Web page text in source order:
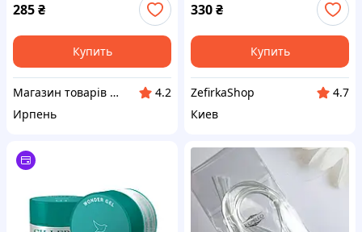
285₴
Купить
Магазин товарів для манікюру “Nigtyky”
4.2
Ирпень
330₴
Купить
ZefirkaShop
4.7
Киев